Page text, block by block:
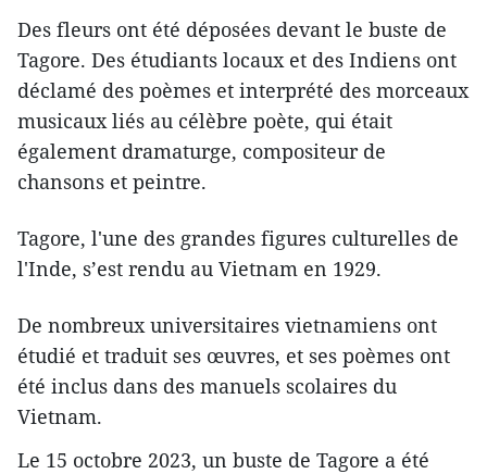
Des fleurs ont été déposées devant le buste de
Tagore. Des étudiants locaux et des Indiens ont
déclamé des poèmes et interprété des morceaux
musicaux liés au célèbre poète, qui était
également dramaturge, compositeur de
chansons et peintre.
Tagore, l'une des grandes figures culturelles de
l'Inde, s’est rendu au Vietnam en 1929.
De nombreux universitaires vietnamiens ont
étudié et traduit ses œuvres, et ses poèmes ont
été inclus dans des manuels scolaires du
Vietnam.
Le 15 octobre 2023, un buste de Tagore a été